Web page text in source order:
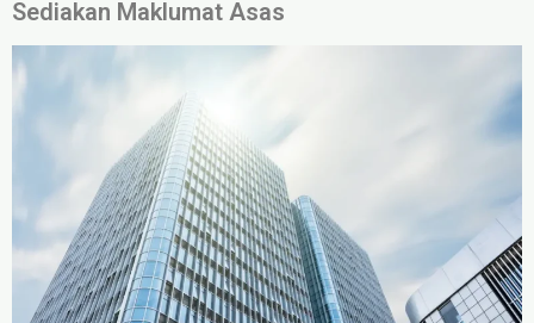
Sediakan Maklumat Asas